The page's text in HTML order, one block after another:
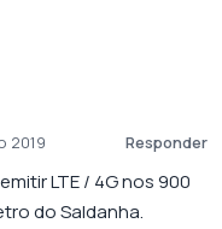
2019 Responder
LTE / 4G nos 900
do Saldanha.